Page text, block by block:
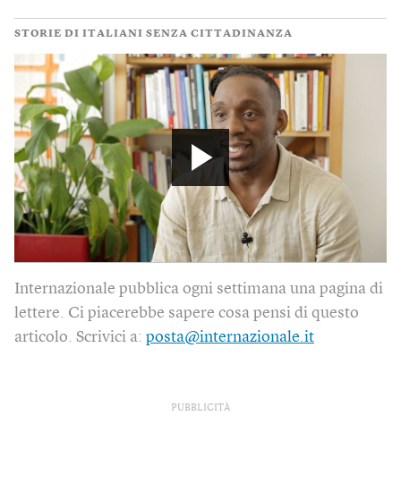
STORIE DI ITALIANI SENZA CITTADINANZA
Internazionale pubblica ogni settimana una pagina di
lettere. Ci piacerebbe sapere cosa pensi di questo
articolo. Scrivici a: posta@internazionale.it
PUBBLICITÀ